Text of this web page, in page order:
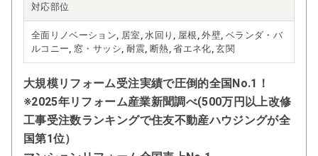
対応部位
全面リノベーション, 居室, 水回り, 屋根, 外壁, ベランダ・バ
ルコニー, 窓・サッシ, 耐震, 断熱, 省エネ化, 玄関
大規模リフォーム受注実績で圧倒的全国No.1！
※2025年リフォーム産業新聞調べ(500万円以上改修
工事受注数ランキングで住友不動産ハウジングが全
国第1位）